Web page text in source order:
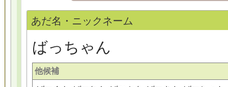
あだ名・ニックネーム
ばっちゃん
他候補